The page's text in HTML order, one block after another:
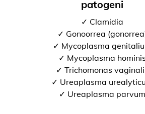
patogeni
✓ Clamidia
✓ Gonoorrea
✓ Mycoplasma
✓ Mycoplasma hominis
✓ Trichomonas
✓ Ureaplasma
✓ Ureaplasma parvum